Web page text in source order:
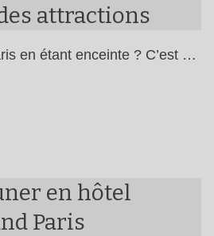
attractions
en étant enceinte ? C’est …
en hôtel
Paris